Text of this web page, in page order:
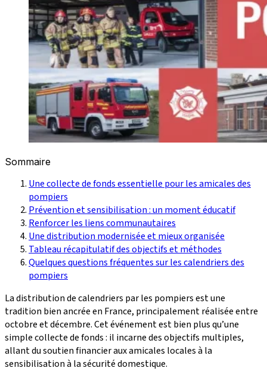
Sommaire
Une collecte de fonds essentielle pour les amicales des
pompiers
Prévention et sensibilisation : un moment éducatif
Renforcer les liens communautaires
Une distribution modernisée et mieux organisée
Tableau récapitulatif des objectifs et méthodes
Quelques questions fréquentes sur les calendriers des
pompiers
La distribution de calendriers par les pompiers est une
tradition bien ancrée en France, principalement réalisée entre
octobre et décembre. Cet événement est bien plus qu’une
simple collecte de fonds : il incarne des objectifs multiples,
allant du soutien financier aux amicales locales à la
sensibilisation à la sécurité domestique.